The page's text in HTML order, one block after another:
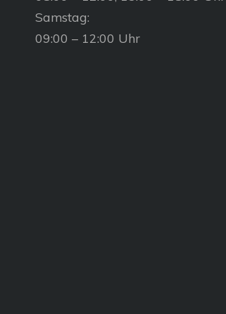
Samstag:
09:00 – 12:00 Uhr